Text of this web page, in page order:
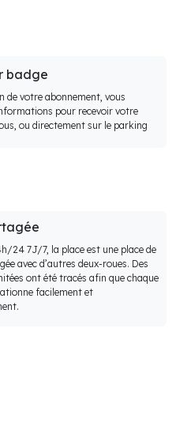
badge
de votre abonnement, vous
pour recevoir votre
ou directement sur le parking
24 7J/7, la place est une place de
avec d’autres deux-roues. Des
ont été tracés afin que chaque
facilement et